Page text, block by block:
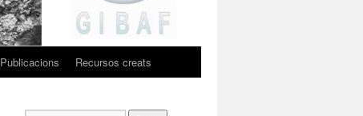
Publicacions Recursos creats